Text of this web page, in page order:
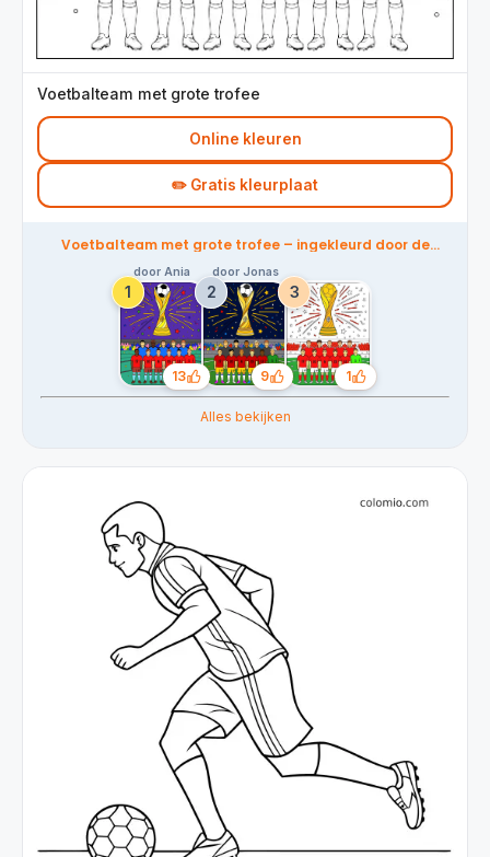
Voetbalteam met grote trofee
Online kleuren
✏️ Gratis kleurplaat
Voetbalteam met grote trofee – ingekleurd door de
door Ania
13
Likes
door Jonas
9
Likes
1
Likes
Alles bekijken